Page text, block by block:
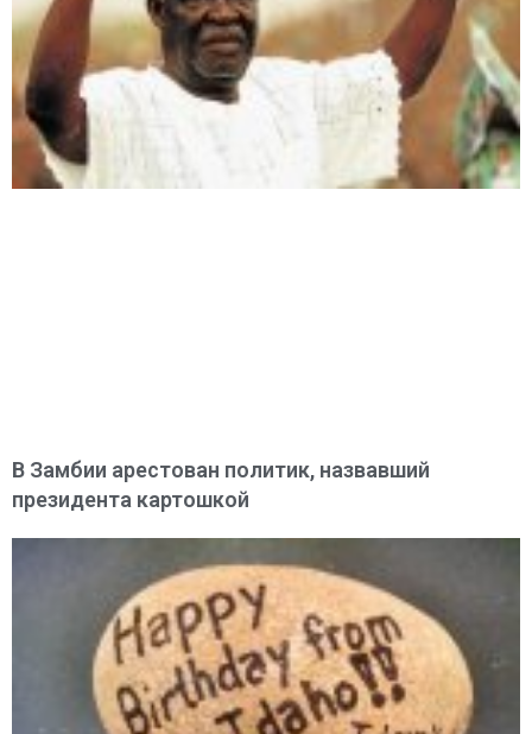
В Замбии арестован политик, назвавший
президента картошкой